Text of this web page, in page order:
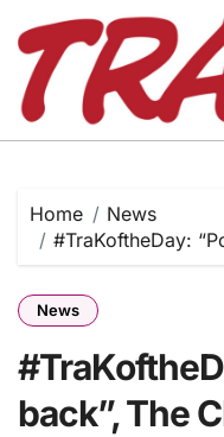
content
Home
News
#TraKoftheDay:
News
back”, The